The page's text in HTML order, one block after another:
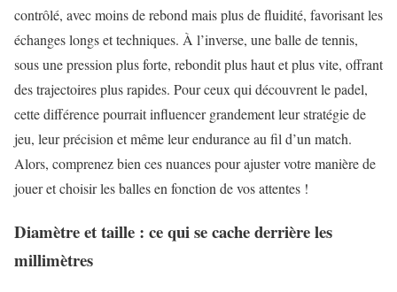
contrôlé, avec moins de rebond mais plus de fluidité, favorisant les
échanges longs et techniques. À l’inverse, une balle de tennis,
sous une pression plus forte, rebondit plus haut et plus vite, offrant
des trajectoires plus rapides. Pour ceux qui découvrent le padel,
cette différence pourrait influencer grandement leur stratégie de
jeu, leur précision et même leur endurance au fil d’un match.
Alors, comprenez bien ces nuances pour ajuster votre manière de
jouer et choisir les balles en fonction de vos attentes !
Diamètre et taille : ce qui se cache derrière les
millimètres